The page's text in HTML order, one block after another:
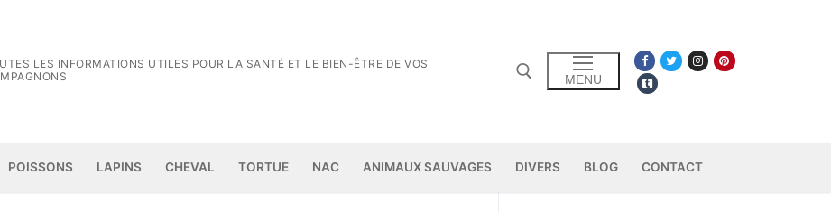
LES INFORMATIONS UTILES POUR LA SANTÉ ET LE BIEN-ÊTRE DE VOS
MENU
POISSONS LAPINS CHEVAL TORTUE NAC ANIMAUX SAUVAGES DIVERS BLOG CONTACT